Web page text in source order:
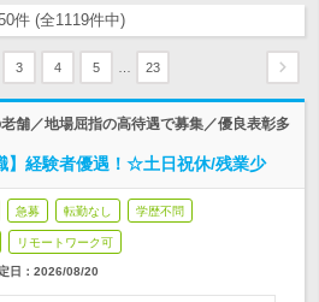
件 (全1119件中)
3 4 5 23
舗／地場屈指の高待遇で募集／優良表彰多
】経験者優遇！☆土日祝休/残業少
急募 転勤なし 学歴不問
リモートワーク可
日： 2026/08/20